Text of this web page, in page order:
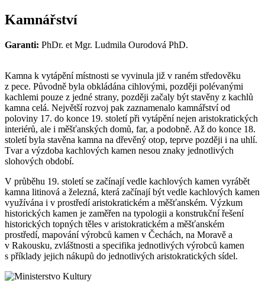
Kamnářství
Garanti: PhDr. et Mgr. Ludmila Ourodová PhD.
Kamna k vytápění místnosti se vyvinula již v raném středověku
z pece. Původně byla obkládána cihlovými, později polévanými
kachlemi pouze z jedné strany, později začaly být stavěny z kachlů
kamna celá. Největší rozvoj pak zaznamenalo kamnářství od
poloviny 17. do konce 19. století při vytápění nejen aristokratických
interiérů, ale i měšťanských domů, far, a podobně. Až do konce 18.
století byla stavěna kamna na dřevěný otop, teprve později i na uhlí.
Tvar a výzdoba kachlových kamen nesou znaky jednotlivých
slohových období.
V průběhu 19. století se začínají vedle kachlových kamen vyrábět
kamna litinová a železná, která začínají být vedle kachlových kamen
využívána i v prostředí aristokratickém a měšťanském. Výzkum
historických kamen je zaměřen na typologii a konstrukční řešení
historických topných těles v aristokratickém a měšťanském
prostředí, mapování výrobců kamen v Čechách, na Moravě a
v Rakousku, zvláštnosti a specifika jednotlivých výrobců kamen
s příklady jejich nákupů do jednotlivých aristokratických sídel.